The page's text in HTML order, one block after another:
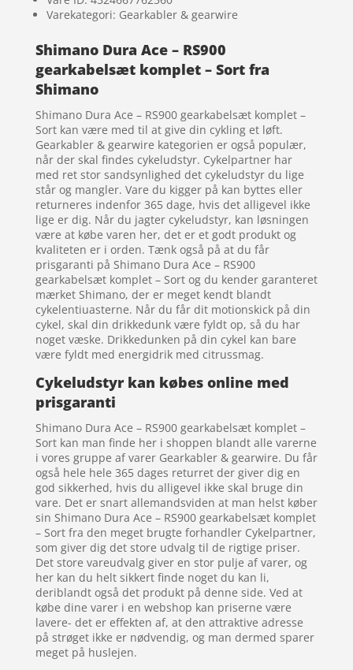
Varekategori: Gearkabler & gearwire
Shimano Dura Ace – RS900
gearkabelsæt komplet – Sort fra
Shimano
Shimano Dura Ace – RS900 gearkabelsæt komplet –
Sort kan være med til at give din cykling et løft.
Gearkabler & gearwire kategorien er også populær,
når der skal findes cykeludstyr. Cykelpartner har
med ret stor sandsynlighed det cykeludstyr du lige
står og mangler. Vare du kigger på kan byttes eller
returneres indenfor 365 dage, hvis det alligevel ikke
lige er dig. Når du jagter cykeludstyr, kan løsningen
være at købe varen her, det er et godt produkt og
kvaliteten er i orden. Tænk også på at du får
prisgaranti på Shimano Dura Ace – RS900
gearkabelsæt komplet – Sort og du kender garanteret
mærket Shimano, der er meget kendt blandt
cykelentiuasterne. Når du får dit motionskick på din
cykel, skal din drikkedunk være fyldt op, så du har
noget væske. Drikkedunken på din cykel kan bare
være fyldt med energidrik med citrussmag.
Cykeludstyr kan købes online med
prisgaranti
Shimano Dura Ace – RS900 gearkabelsæt komplet –
Sort kan man finde her i shoppen blandt alle varerne
i vores gruppe af varer Gearkabler & gearwire. Du får
også hele hele 365 dages returret der giver dig en
god sikkerhed, hvis du alligevel ikke skal bruge din
vare. Det er snart allemandsviden at man helst køber
sin Shimano Dura Ace – RS900 gearkabelsæt komplet
– Sort fra den meget brugte forhandler Cykelpartner,
som giver dig det store udvalg til de rigtige priser.
Det store vareudvalg giver en stor pulje af varer, og
her kan du helt sikkert finde noget du kan li,
deriblandt også det produkt på denne side. Ved at
købe dine varer i en webshop kan priserne være
lavere- det er effekten af, at den attraktive adresse
på strøget ikke er nødvendig, og man dermed sparer
meget på huslejen.